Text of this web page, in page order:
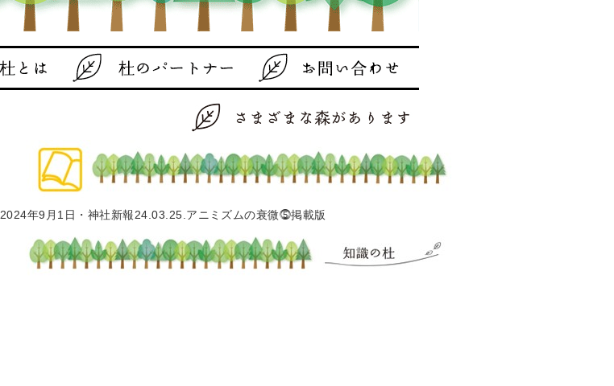
2024年9月1日・神社新報24.03.25.アニミズムの衰微⓹掲載版